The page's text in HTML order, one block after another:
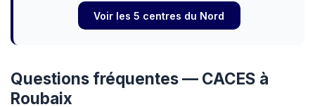
Voir les 5 centres du Nord
Questions fréquentes — CACES à
Roubaix